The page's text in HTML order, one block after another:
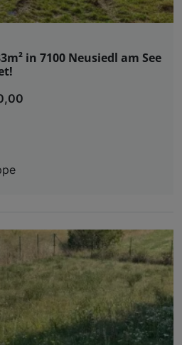
in 7100 Neusiedl am See